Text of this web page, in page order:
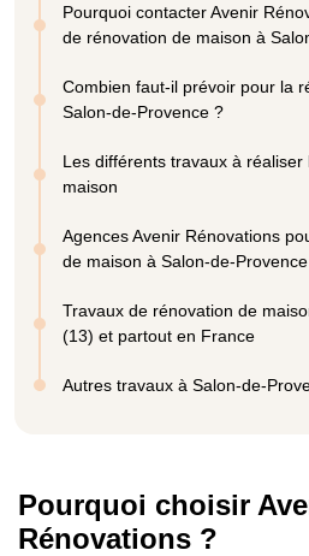
Pourquoi contacter Avenir
de rénovation de maison à
Combien faut-il prévoir pour la
Salon-de-Provence ?
Les différents travaux à
maison
Agences Avenir Rénovations
de maison à Salon-de-
Travaux de rénovation de
(13) et partout en France
Autres travaux à Salon-de-
Pourquoi choisir
Rénovations ?